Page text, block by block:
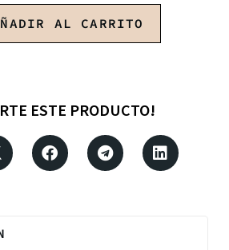
AL CARRITO
ESTE PRODUCTO!